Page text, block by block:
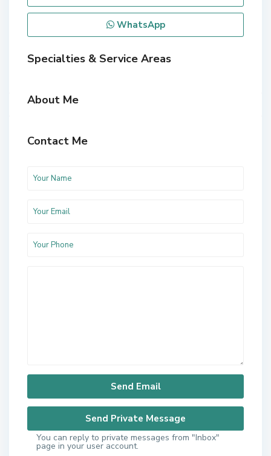
WhatsApp
Specialties & Service Areas
About Me
Contact Me
You can reply to private messages from "Inbox"
page in your user account.